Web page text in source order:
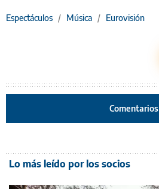
Espectáculos / Música / Eurovisión
Comentarios
Lo más leído por los socios